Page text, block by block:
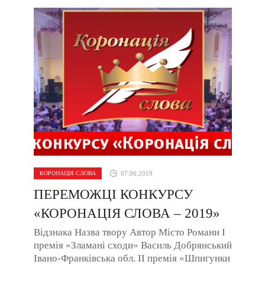
КОРОНАЦІЯ СЛОВА 07.06.2019
ПЕРЕМОЖЦІ КОНКУРСУ
«КОРОНАЦІЯ СЛОВА – 2019»
Відзнака Назва твору Автор Місто Романи І
премія «Зламані сходи» Василь Добрянський
Івано-Франківська обл. ІІ премія «Шпигунки